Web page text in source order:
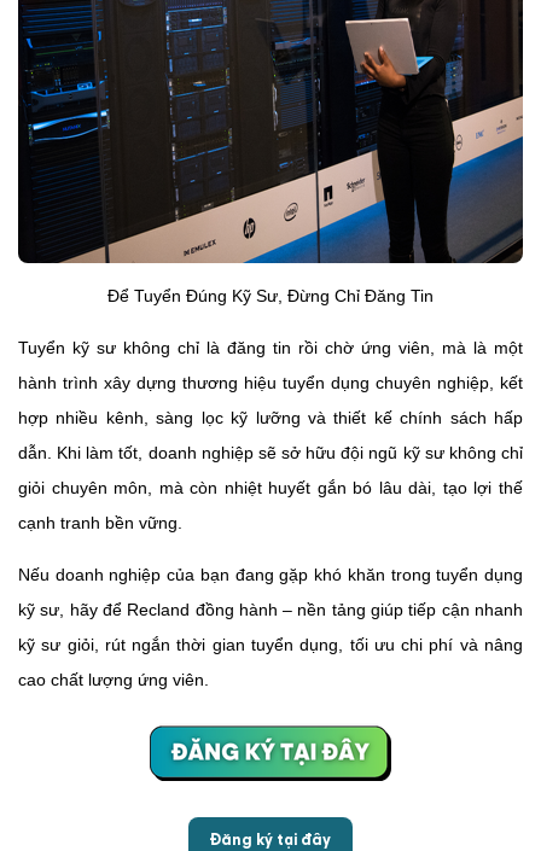
Để Tuyển Đúng Kỹ Sư, Đừng Chỉ Đăng Tin
Tuyển kỹ sư không chỉ là đăng tin rồi chờ ứng viên, mà là một
hành trình xây dựng thương hiệu tuyển dụng chuyên nghiệp, kết
hợp nhiều kênh, sàng lọc kỹ lưỡng và thiết kế chính sách hấp
dẫn. Khi làm tốt, doanh nghiệp sẽ sở hữu đội ngũ kỹ sư không chỉ
giỏi chuyên môn, mà còn nhiệt huyết gắn bó lâu dài, tạo lợi thế
cạnh tranh bền vững.
Nếu doanh nghiệp của bạn đang gặp khó khăn trong tuyển dụng
kỹ sư, hãy để Recland đồng hành – nền tảng giúp tiếp cận nhanh
kỹ sư giỏi, rút ngắn thời gian tuyển dụng, tối ưu chi phí và nâng
cao chất lượng ứng viên.
Đăng ký tại đây